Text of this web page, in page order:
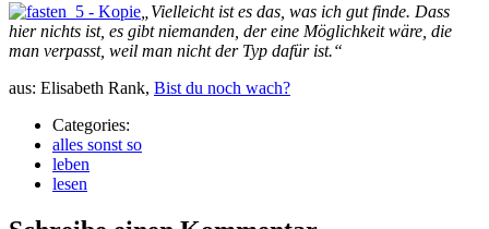
„Vielleicht ist es das, was ich gut finde. Dass
hier nichts ist, es gibt niemanden, der eine Möglichkeit wäre, die
man verpasst, weil man nicht der Typ dafür ist.“
aus: Elisabeth Rank, Bist du noch wach?
Categories:
alles sonst so
leben
lesen